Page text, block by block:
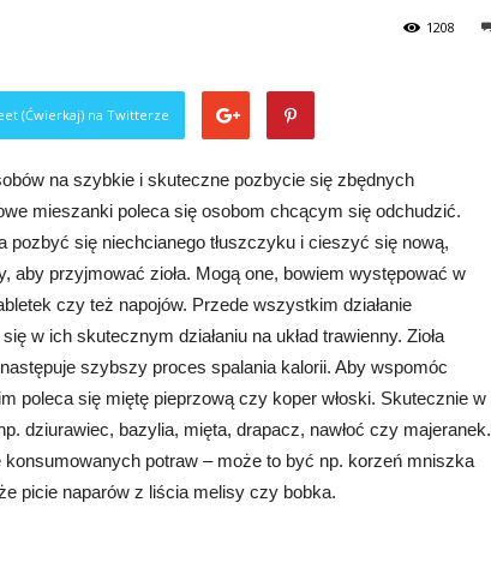
1208
(Ćwierkaj) na Twitterze
na szybkie i skuteczne pozbycie się zbędnych
mieszanki poleca się osobom chcącym się odchudzić.
pozbyć się niechcianego tłuszczyku i cieszyć się nową,
aby przyjmować zioła. Mogą one, bowiem występować w
czy też napojów. Przede wszystkim działanie
w ich skutecznym działaniu na układ trawienny. Zioła
szybszy proces spalania kalorii. Aby wspomóc
poleca się miętę pieprzową czy koper włoski. Skutecznie w
dziurawiec, bazylia, mięta, drapacz, nawłoć czy majeranek.
konsumowanych potraw – może to być np. korzeń mniszka
picie naparów z liścia melisy czy bobka.